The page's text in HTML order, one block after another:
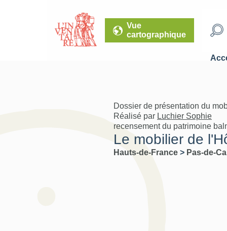
Vue
cartographique
Dossier de présentation du
Réalisé par Luchier Sophie
recensement du patrimoine
Le mobilier de
Hauts-de-France > Pas-de-